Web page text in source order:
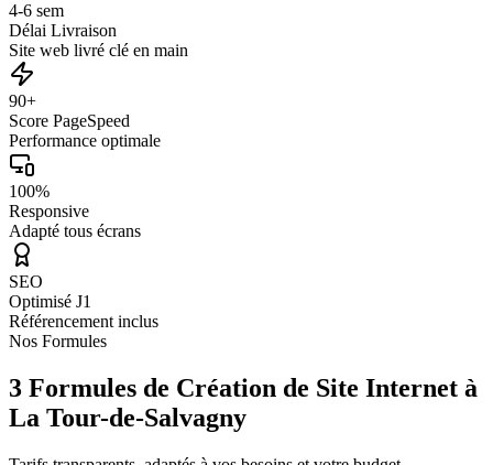
4-6 sem
Délai Livraison
Site web livré clé en main
90+
Score PageSpeed
Performance optimale
100%
Responsive
Adapté tous écrans
SEO
Optimisé J1
Référencement inclus
Nos Formules
3 Formules de Création de Site Internet à
La Tour-de-Salvagny